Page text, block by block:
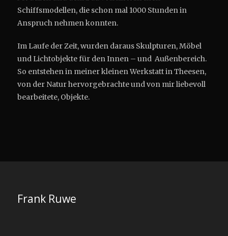
Schiffsmodellen, die schon mal 1000 Stunden in
Anspruch nehmen konnten.
Im Laufe der Zeit, wurden daraus Skulpturen, Möbel
und Lichtobjekte für den Innen – und Außenbereich.
So entstehen in meiner kleinen Werkstatt in Theesen,
von der Natur hervorgebrachte und von mir liebevoll
bearbeitete, Objekte.
Frank Ruwe